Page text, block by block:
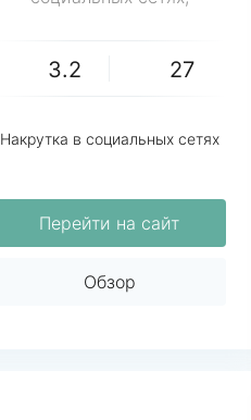
3.2 27
Накрутка в социальных сетях
Перейти на сайт
Обзор